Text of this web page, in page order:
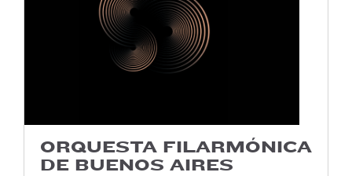
ORQUESTA FILARMÓNICA
DE BUENOS AIRES